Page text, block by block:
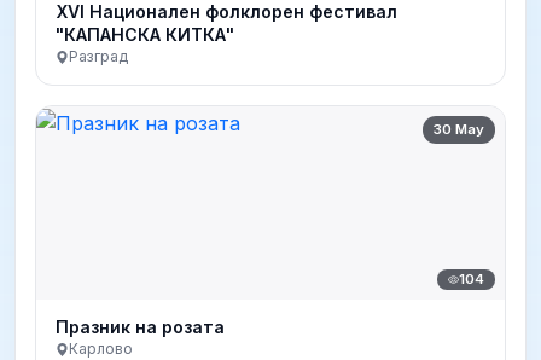
XVI Национален фолклорен фестивал
"КАПАНСКА КИТКА"
Разград
30 May
104
Празник на розата
Карлово